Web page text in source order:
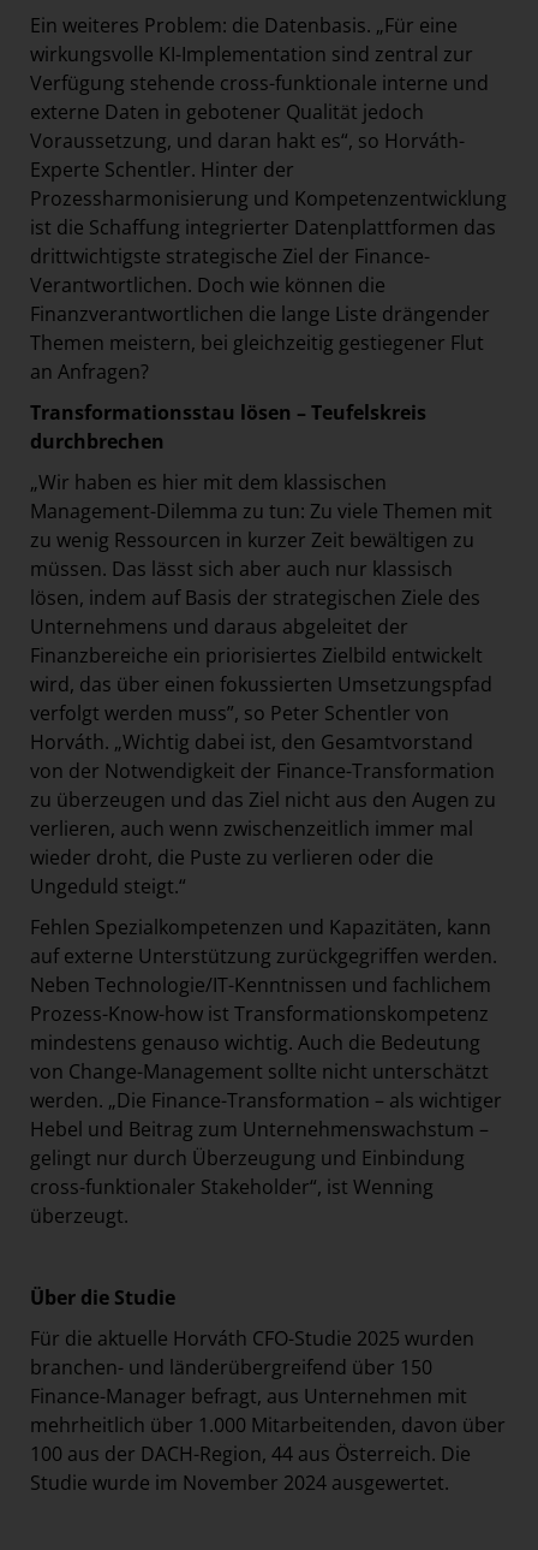
Ein weiteres Problem: die Datenbasis. „Für eine
wirkungsvolle KI-Implementation sind zentral zur
Verfügung stehende cross-funktionale interne und
externe Daten in gebotener Qualität jedoch
Voraussetzung, und daran hakt es“, so Horváth-
Experte Schentler. Hinter der
Prozessharmonisierung und Kompetenzentwicklung
ist die Schaffung integrierter Datenplattformen das
drittwichtigste strategische Ziel der Finance-
Verantwortlichen. Doch wie können die
Finanzverantwortlichen die lange Liste drängender
Themen meistern, bei gleichzeitig gestiegener Flut
an Anfragen?
Transformationsstau lösen – Teufelskreis
durchbrechen
„Wir haben es hier mit dem klassischen
Management-Dilemma zu tun: Zu viele Themen mit
zu wenig Ressourcen in kurzer Zeit bewältigen zu
müssen. Das lässt sich aber auch nur klassisch
lösen, indem auf Basis der strategischen Ziele des
Unternehmens und daraus abgeleitet der
Finanzbereiche ein priorisiertes Zielbild entwickelt
wird, das über einen fokussierten Umsetzungspfad
verfolgt werden muss”, so Peter Schentler von
Horváth. „Wichtig dabei ist, den Gesamtvorstand
von der Notwendigkeit der Finance-Transformation
zu überzeugen und das Ziel nicht aus den Augen zu
verlieren, auch wenn zwischenzeitlich immer mal
wieder droht, die Puste zu verlieren oder die
Ungeduld steigt.“
Fehlen Spezialkompetenzen und Kapazitäten, kann
auf externe Unterstützung zurückgegriffen werden.
Neben Technologie/IT-Kenntnissen und fachlichem
Prozess-Know-how ist Transformationskompetenz
mindestens genauso wichtig. Auch die Bedeutung
von Change-Management sollte nicht unterschätzt
werden. „Die Finance-Transformation – als wichtiger
Hebel und Beitrag zum Unternehmenswachstum –
gelingt nur durch Überzeugung und Einbindung
cross-funktionaler Stakeholder“, ist Wenning
überzeugt.
Über die Studie
Für die aktuelle Horváth CFO-Studie 2025 wurden
branchen- und länderübergreifend über 150
Finance-Manager befragt, aus Unternehmen mit
mehrheitlich über 1.000 Mitarbeitenden, davon über
100 aus der DACH-Region, 44 aus Österreich. Die
Studie wurde im November 2024 ausgewertet.